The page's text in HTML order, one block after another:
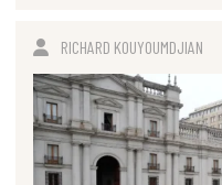
RICHARD KOUYOUMDJIAN